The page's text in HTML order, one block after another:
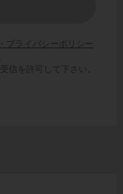
プライバシーポリシー
信を許可して下さい。